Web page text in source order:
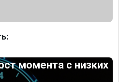
момента с низких